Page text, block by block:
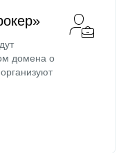
домена о